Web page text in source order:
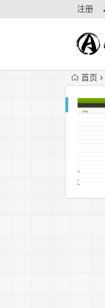
注册
首页